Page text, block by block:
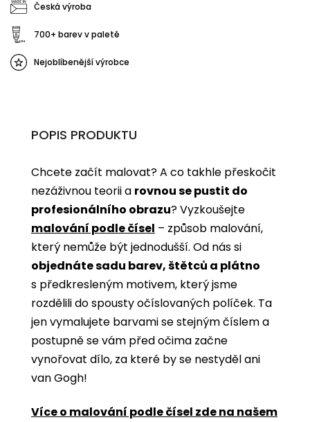
Česká výroba
700+ barev v paletě
Nejoblíbenější výrobce
POPIS PRODUKTU
Chcete začít malovat? A co takhle přeskočit
nezáživnou teorii a rovnou se pustit do
profesionálního obrazu? Vyzkoušejte
malování podle čísel ­­– způsob malování,
který nemůže být jednodušší. Od nás si
objednáte sadu barev, štětců a plátno
s předkresleným motivem, který jsme
rozdělili do spousty očíslovaných políček. Ta
jen vymalujete barvami se stejným číslem a
postupně se vám před očima začne
vynořovat dílo, za které by se nestyděl ani
van Gogh!
Více o malování podle čísel zde na našem